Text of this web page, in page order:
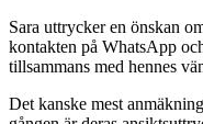
Sara uttrycker en önskan
kontakten på WhatsApp
tillsammans med hennes
Det kanske mest